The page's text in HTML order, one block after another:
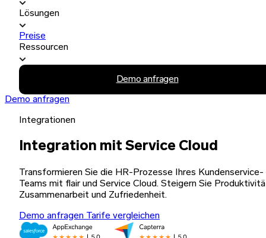
Lösungen
Preise
Ressourcen
Demo anfragen
Demo anfragen
Integrationen
Integration mit Service Cloud
Transformieren Sie die HR-Prozesse Ihres Kundenservice-
Teams mit flair und Service Cloud. Steigern Sie
Zusammenarbeit und Zufriedenheit.
Demo anfragen Tarife vergleichen